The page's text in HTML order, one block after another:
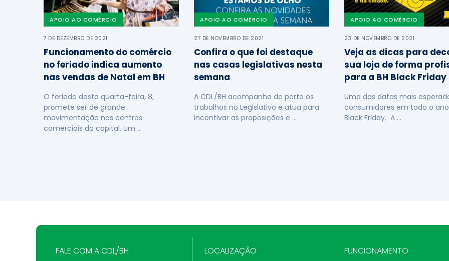
APOIO AO COMÉRCIO
7 DE DEZEMBRO DE 2021
Funcionamento do comércio
no feriado indica aumento
nas vendas de Natal em BH
O feriado desta quarta-feira, 8,
promete ser de grande
movimentação nos centros
comerciais da capital. Um …
APOIO AO COMÉRCIO
27 DE NOVEMBRO DE 2021
Confira o que foi destaque
nas casas legislativas nesta
semana
A CDL/BH acompanha de perto os
trabalhos no Legislativo e atua para
incentivar as proposições e …
APOIO AO COMÉRCIO
23 DE NOVEMBRO DE 2021
Veja as dicas para
sua loja de forma
para a BH Black Friday
Uma das datas mais
consumidores em todo o
Black Friday. A …
FALE COM A CDL/BH
LOCALIZAÇÃO
FUNCIONAMENTO